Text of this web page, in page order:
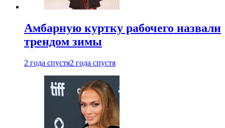
Амбарную куртку рабочего назвали
трендом зимы
2 года спустя2 года спустя